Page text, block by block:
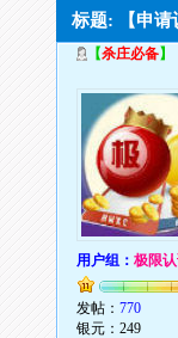
标题: 【申请
【杀庄必备】
用户组：极限
发帖：770
银元：249